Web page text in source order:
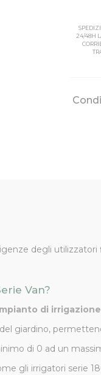
24/48H
degli
Van?
di irrigazione
giardino,
di 0 ad un
gli irrigatori serie